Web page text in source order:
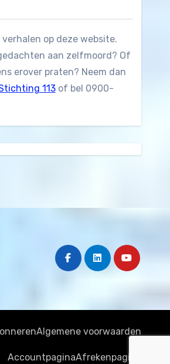
op deze website.
aan zelfmoord? Of
erover praten? Neem dan
113of bel 0900-
Algemene voorwaarden
AccountpaginaAfrekenpagina